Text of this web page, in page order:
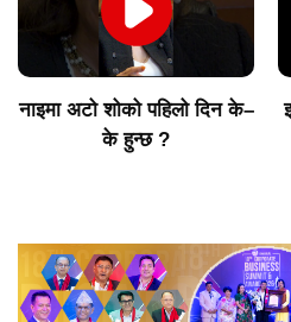
इन्फ्लुएन्सरको प्रभावबाट ग्राहक
आकर्षित गर्न कत्तिको विश्वस्त